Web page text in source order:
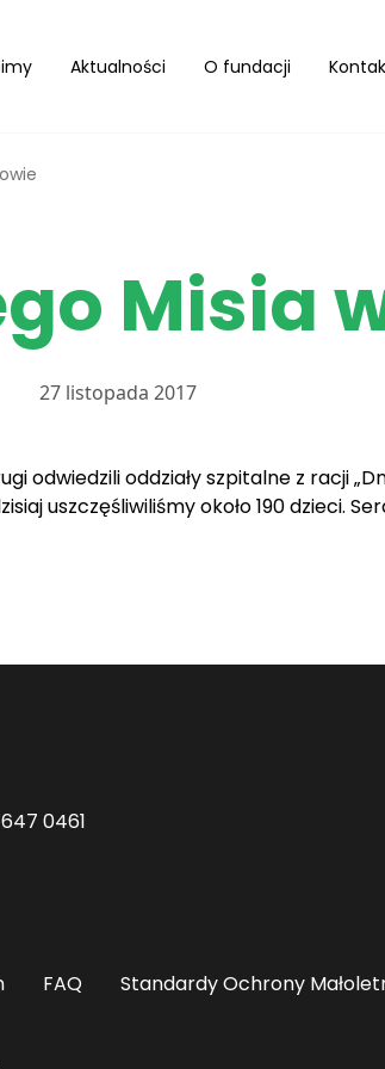
Aktualności O fundacji
Misia
27 listopada 2017
odwiedzili oddziały szpitalne z racji
uszczęśliwiliśmy około 190 dzieci.
0461
FAQ Standardy Ochrony